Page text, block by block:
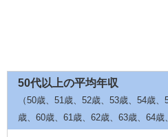
50代以上の平均年収
（50歳、51歳、52歳、53歳、54歳
歳、60歳、61歳、62歳、63歳、64歳